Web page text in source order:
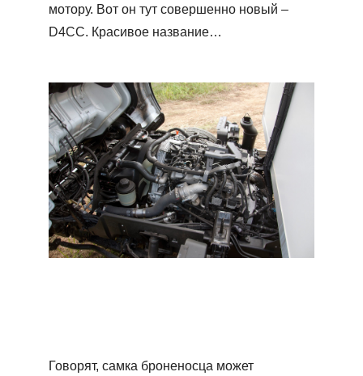
мотору. Вот он тут совершенно новый –
D4CC. Красивое название…
Говорят, самка броненосца может